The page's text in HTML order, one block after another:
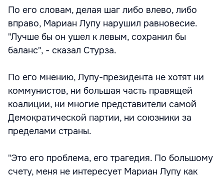
По его словам, делая шаг либо влево, либо
вправо, Мариан Лупу нарушил равновесие.
"Лучше бы он ушел к левым, сохранил бы
баланс", - сказал Стурза.
По его мнению, Лупу-президента не хотят ни
коммунистов, ни большая часть правящей
коалиции, ни многие представители самой
Демократической партии, ни союзники за
пределами страны.
"Это его проблема, его трагедия. По большому
счету, меня не интересует Мариан Лупу как